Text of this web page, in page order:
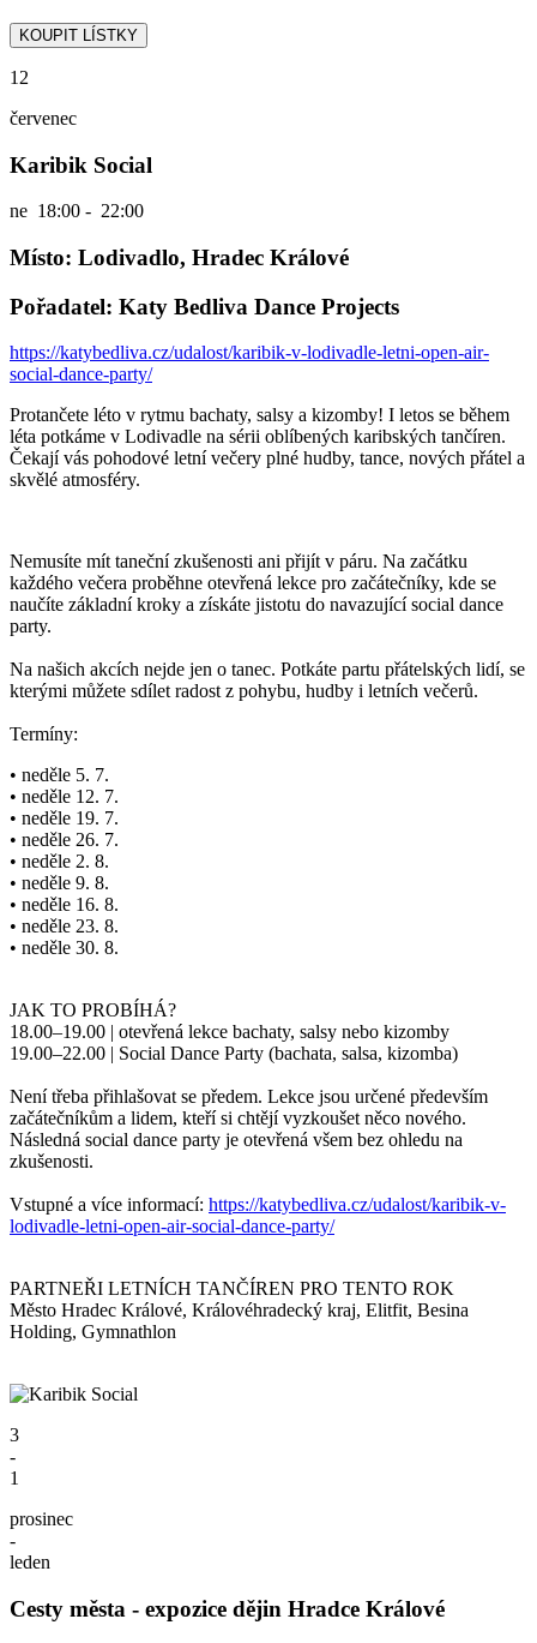
12
červenec
Karibik Social
ne 18:00 - 22:00
Místo: Lodivadlo, Hradec Králové
Pořadatel: Katy Bedliva Dance Projects
https://katybedliva.cz/udalost/karibik-v-lodivadle-letni-open-air-
social-dance-party/
Protančete léto v rytmu bachaty, salsy a kizomby! I letos se během
léta potkáme v Lodivadle na sérii oblíbených karibských tančíren.
Čekají vás pohodové letní večery plné hudby, tance, nových přátel a
skvělé atmosféry.
Nemusíte mít taneční zkušenosti ani přijít v páru. Na začátku
každého večera proběhne otevřená lekce pro začátečníky, kde se
naučíte základní kroky a získáte jistotu do navazující social dance
party.
Na našich akcích nejde jen o tanec. Potkáte partu přátelských lidí, se
kterými můžete sdílet radost z pohybu, hudby i letních večerů.
Termíny:
• neděle 5. 7.
• neděle 12. 7.
• neděle 19. 7.
• neděle 26. 7.
• neděle 2. 8.
• neděle 9. 8.
• neděle 16. 8.
• neděle 23. 8.
• neděle 30. 8.
JAK TO PROBÍHÁ?
18.00–19.00 | otevřená lekce bachaty, salsy nebo kizomby
19.00–22.00 | Social Dance Party (bachata, salsa, kizomba)
Není třeba přihlašovat se předem. Lekce jsou určené především
začátečníkům a lidem, kteří si chtějí vyzkoušet něco nového.
Následná social dance party je otevřená všem bez ohledu na
zkušenosti.
Vstupné a více informací: https://katybedliva.cz/udalost/karibik-v-
lodivadle-letni-open-air-social-dance-party/
PARTNEŘI LETNÍCH TANČÍREN PRO TENTO ROK
Město Hradec Králové, Královéhradecký kraj, Elitfit, Besina
Holding, Gymnathlon
3
-
1
prosinec
-
leden
Cesty města - expozice dějin Hradce Králové